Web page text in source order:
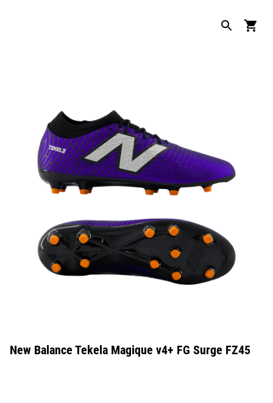
New Balance Tekela Magique v4+ FG Surge FZ45